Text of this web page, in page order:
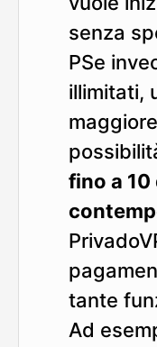
senza
PSe
illimitati,
fino a
tante
Ad